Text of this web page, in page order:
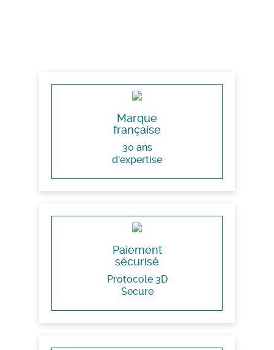
Marque
française
30 ans
d'expertise
Paiement
sécurisé
Protocole 3D
Secure